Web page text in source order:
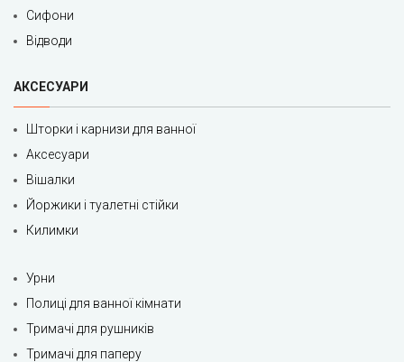
Сифони
Відводи
АКСЕСУАРИ
Шторки і карнизи для ванної
Аксесуари
Вішалки
Йоржики і туалетні стійки
Килимки
Урни
Полиці для ванної кімнати
Тримачі для рушників
Тримачі для паперу